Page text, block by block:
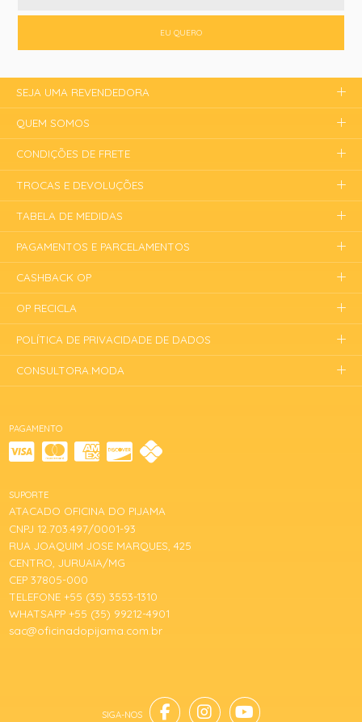
EU QUERO
PAGAMENTO
SUPORTE
ATACADO OFICINA DO PIJAMA
CNPJ 12.703.497/0001-93
RUA JOAQUIM JOSE MARQUES, 425
CENTRO, JURUAIA/MG
CEP 37805-000
TELEFONE +55 (35) 3553-1310
WHATSAPP +55 (35) 99212-4901
sac@oficinadopijama.com.br
SEJA UMA REVENDEDORA
QUEM SOMOS
CONDIÇÕES DE FRETE
TROCAS E DEVOLUÇÕES
TABELA DE MEDIDAS
PAGAMENTOS E PARCELAMENTOS
CASHBACK OP
OP RECICLA
POLÍTICA DE PRIVACIDADE DE DADOS
CONSULTORA.MODA